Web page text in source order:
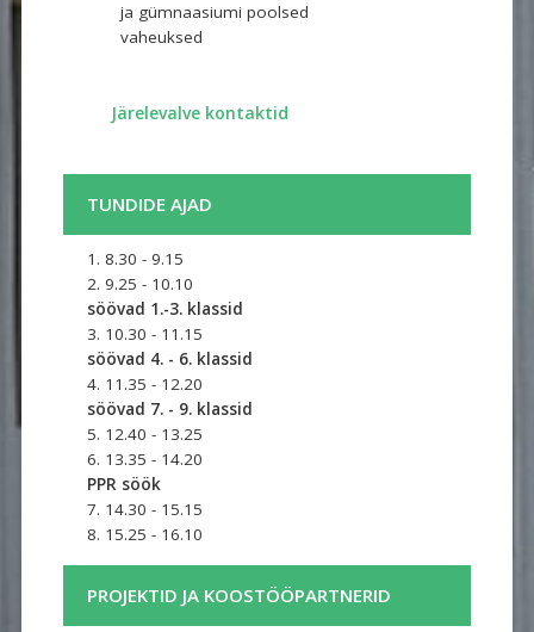
ja gümnaasiumi poolsed
vaheuksed ​
Järelevalve kontaktid
TUNDIDE AJAD
1. 8.30 - 9.15
2. 9.25 - 10.10
söövad 1.-3. klassid
3. 10.30 - 11.15
söövad 4. - 6. klassid
4. 11.35 - 12.20
söövad 7. - 9. klassid
5. 12.40 - 13.25
6. 13.35 - 14.20
PPR söök
7. 14.30 - 15.15
8. 15.25 - 16.10
PROJEKTID JA KOOSTÖÖPARTNERID